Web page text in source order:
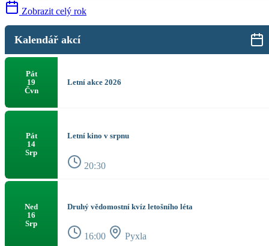
Zobrazit celý rok
Kalendář akcí
Pát
19
Čvn
Letní akce 2026
Pát
14
Srp
Letní kino v srpnu
20:30
Ned
16
Srp
Druhý vědomostní kvíz letošního léta
16:00 Pyxla